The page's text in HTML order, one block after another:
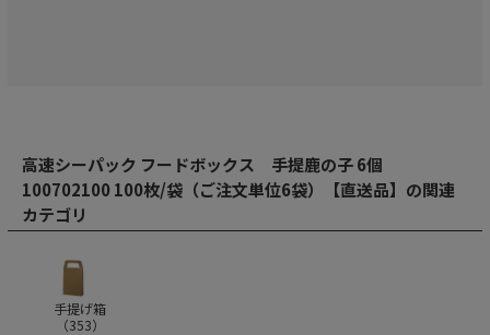
高速シーパック フードボックス 手提鹿の子 6個
100702100 100枚/袋（ご注文単位6袋）【直送品】の関連
カテゴリ
手提げ箱
（353）